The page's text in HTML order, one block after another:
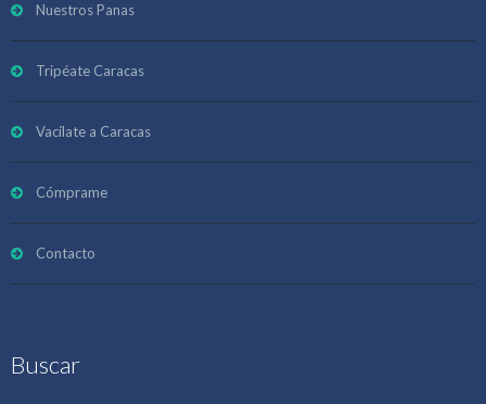
Nuestros Panas
Tripéate Caracas
Vacílate a Caracas
Cómprame
Contacto
Buscar